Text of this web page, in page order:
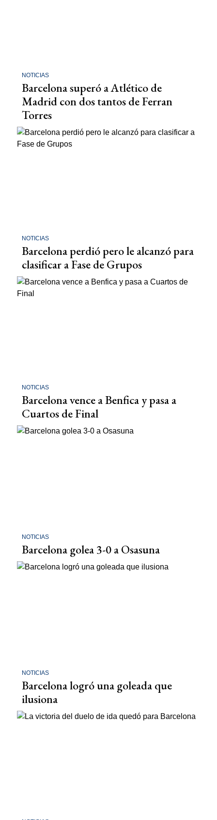
NOTICIAS
Barcelona superó a Atlético de
Madrid con dos tantos de Ferran
Torres
NOTICIAS
Barcelona perdió pero le alcanzó para
clasificar a Fase de Grupos
NOTICIAS
Barcelona vence a Benfica y pasa a
Cuartos de Final
NOTICIAS
Barcelona golea 3-0 a Osasuna
NOTICIAS
Barcelona logró una goleada que
ilusiona